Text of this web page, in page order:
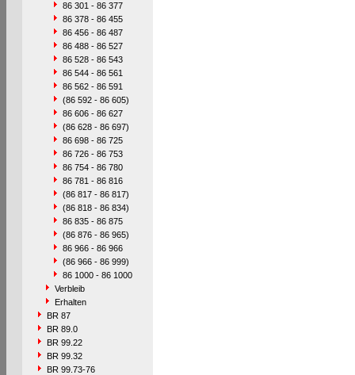
86 301 - 86 377
86 378 - 86 455
86 456 - 86 487
86 488 - 86 527
86 528 - 86 543
86 544 - 86 561
86 562 - 86 591
(86 592 - 86 605)
86 606 - 86 627
(86 628 - 86 697)
86 698 - 86 725
86 726 - 86 753
86 754 - 86 780
86 781 - 86 816
(86 817 - 86 817)
(86 818 - 86 834)
86 835 - 86 875
(86 876 - 86 965)
86 966 - 86 966
(86 966 - 86 999)
86 1000 - 86 1000
Verbleib
Erhalten
BR 87
BR 89.0
BR 99.22
BR 99.32
BR 99.73-76